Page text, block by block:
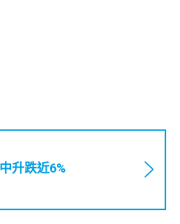
升跌近6%